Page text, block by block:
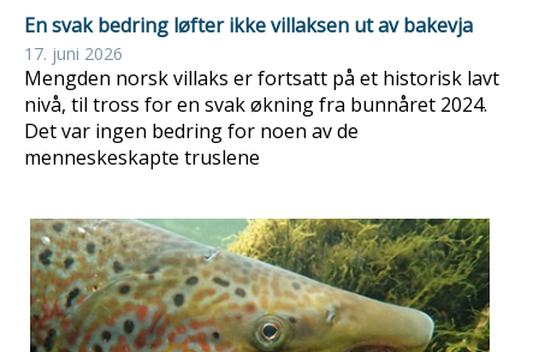
En svak bedring løfter ikke villaksen ut av bakevja
17. juni 2026
Mengden norsk villaks er fortsatt på et historisk lavt
nivå, til tross for en svak økning fra bunnåret 2024.
Det var ingen bedring for noen av de
menneskeskapte truslene